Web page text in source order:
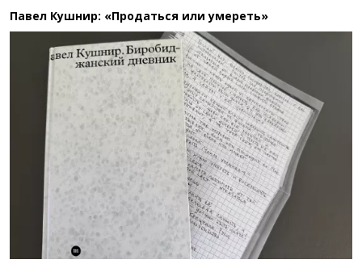
Павел Кушнир: «Продаться или умереть»